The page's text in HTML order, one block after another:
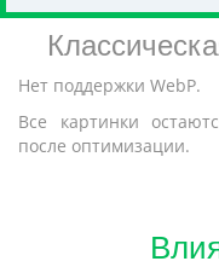
Нет поддержки WebP.
Все картинки
после оптимизации.